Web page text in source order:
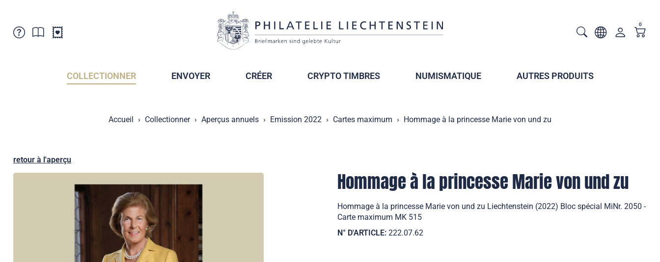
Points de vente
Sociétés de collectionneurs
Abonnement
Archives des timbrage
0
COLLECTIONNER ENVOYER CRÉER CRYPTO TIMBRES NUMISMATIQUE AUTRES PRODUITS
Accueil Collectionner Aperçus annuels Emission 2022 Cartes maximum Hommage à la princesse Marie von und zu
retour à l'aperçu
Hommage à la princesse Marie von und zu
Hommage à la princesse Marie von und zu Liechtenstein (2022) Bloc spécial MiNr. 2050 -
Carte maximum MK 515
N° D'ARTICLE: 222.07.62